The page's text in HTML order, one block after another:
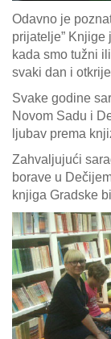
Language
Odavno je
prijatelje” Knjige
kada smo tužni
svaki dan i
Svake godine
Novom Sadu i
ljubav prema
Zahvaljujući
borave u
knjiga Gradske